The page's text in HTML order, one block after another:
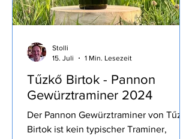
Tűzkő Birtok - Pannon
Gewürztraminer 2024
15. Juli
1 Min. Lesezeit